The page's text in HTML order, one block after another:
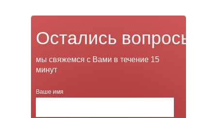
Остались вопросы?
мы свяжемся с Вами в течение 15
минут
Ваше имя